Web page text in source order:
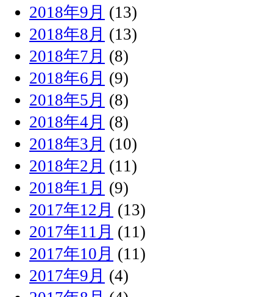
2018年9月 (13)
2018年8月 (13)
2018年7月 (8)
2018年6月 (9)
2018年5月 (8)
2018年4月 (8)
2018年3月 (10)
2018年2月 (11)
2018年1月 (9)
2017年12月 (13)
2017年11月 (11)
2017年10月 (11)
2017年9月 (4)